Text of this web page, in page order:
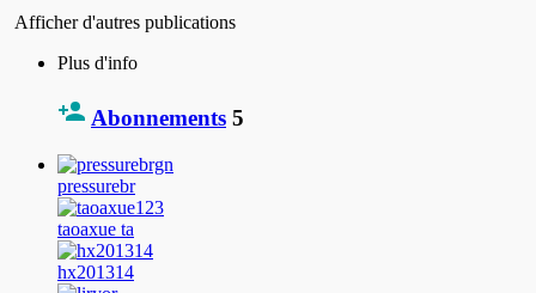
Afficher d'autres publications
Plus d'info
Abonnements 5
pressurebr
taoaxue ta
hx201314